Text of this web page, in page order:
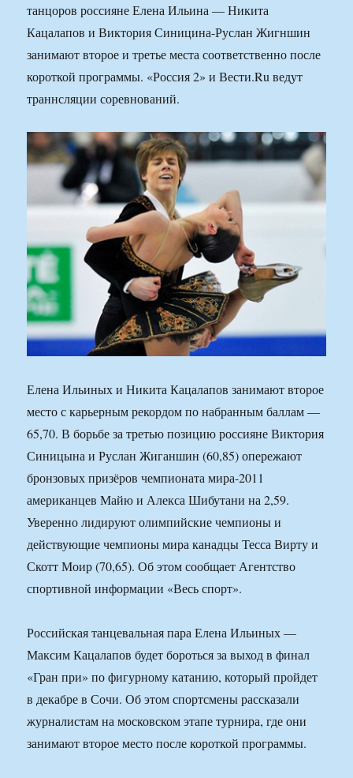
танцоров россияне Елена Ильина — Никита
Кацалапов и Виктория Синицина-Руслан Жигншин
занимают второе и третье места соответственно после
короткой программы. «Россия 2» и Вести.Ru ведут
траннсляции соревнований.
Елена Ильиных и Никита Кацалапов занимают второе
место с карьерным рекордом по набранным баллам —
65,70. В борьбе за третью позицию россияне Виктория
Синицына и Руслан Жиганшин (60,85) опережают
бронзовых призёров чемпионата мира-2011
американцев Майю и Алекса Шибутани на 2,59.
Уверенно лидируют олимпийские чемпионы и
действующие чемпионы мира канадцы Тесса Вирту и
Скотт Моир (70,65). Об этом сообщает Агентство
спортивной информации «Весь спорт».
Российская танцевальная пара Елена Ильиных —
Максим Кацалапов будет бороться за выход в финал
«Гран при» по фигурному катанию, который пройдет
в декабре в Сочи. Об этом спортсмены рассказали
журналистам на московском этапе турнира, где они
занимают второе место после короткой программы.